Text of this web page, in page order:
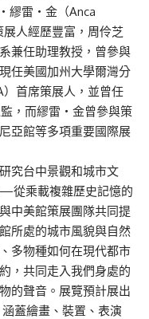
繆雷・金（Anca
人經歷豐富，周伶芝
兼任助理教授，曾參與
任美國加州大學爾灣分
首席策展人，並曾任
，而繆雷・金曾參與策
亞館等多項重要國際展
究台中景觀和城市文
從乘載複雜歷史記憶的
中美館策展團隊共同提
所處的城市風貌與自然
多物種如何在現代都市
，共同走入我們身處的
的聲音。展覽預計展出
蓋繪畫、裝置、表演